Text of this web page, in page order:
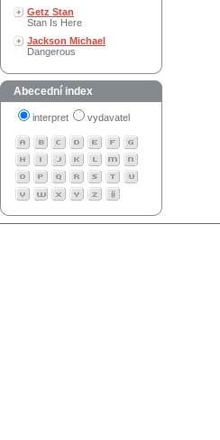
Getz Stan
Stan Is Here
Jackson Michael
Dangerous
Abecední index
interpret vydavatel